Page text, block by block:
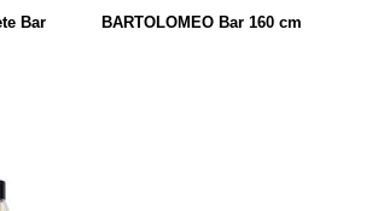
Bar BARTOLOMEO Bar 160 cm